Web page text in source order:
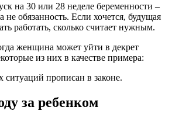
на 30 или 28 неделе беременности –
обязанность. Если хочется, будущая
работать, сколько считает нужным.
женщина может уйти в декрет
из них в качестве примера:
прописан в законе.
за ребенком